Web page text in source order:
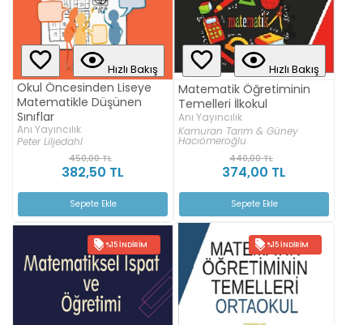
Hızlı Bakış
Okul Öncesinden Liseye
Matematikle Düşünen
Sınıflar
Anı Yayıncılık
Peter Liljedahl
450,00 TL
382,50 TL
Sepete Ekle
Hızlı Bakış
Matematik Öğretiminin
Temelleri İlkokul
Anı Yayıncılık
Kamuran Tarım & Güney
Hacıömeroğlu
440,00 TL
374,00 TL
Sepete Ekle
%15 İNDIRIM %15 İNDIRIM